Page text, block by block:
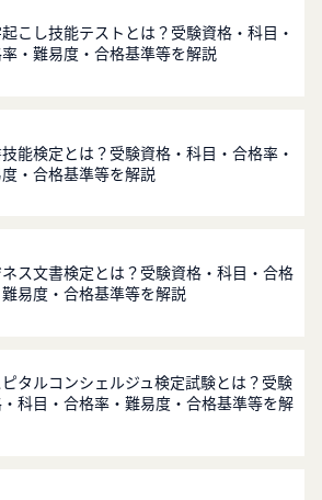
こし技能テストとは？受験資格・科目・
・難易度・合格基準等を解説
能検定とは？受験資格・科目・合格率・
・合格基準等を解説
ネス文書検定とは？受験資格・科目・合格
易度・合格基準等を解説
タルコンシェルジュ検定試験とは？受験
科目・合格率・難易度・合格基準等を解